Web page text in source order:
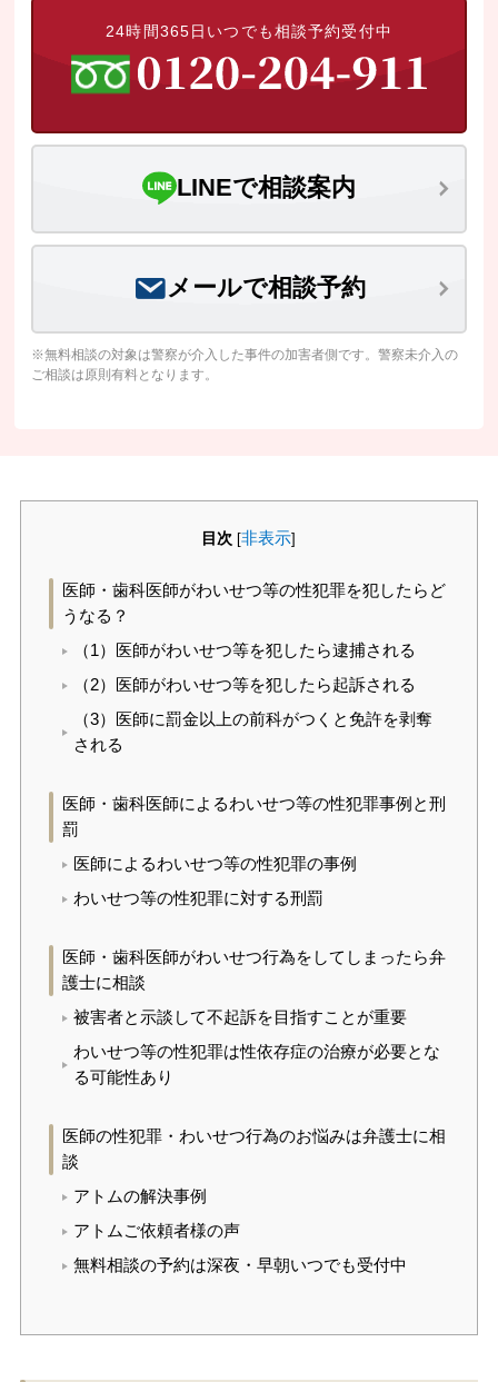
24時間365日いつでも相談予約受付中
LINEで相談案内
メールで相談予約
※無料相談の対象は警察が介入した事件の加害者側です。警察未介入の
ご相談は原則有料となります。
目次 [非表示]
医師・歯科医師がわいせつ等の性犯罪を犯したらど
うなる？
（1）医師がわいせつ等を犯したら逮捕される
（2）医師がわいせつ等を犯したら起訴される
（3）医師に罰金以上の前科がつくと免許を剥奪
される
医師・歯科医師によるわいせつ等の性犯罪事例と刑
罰
医師によるわいせつ等の性犯罪の事例
わいせつ等の性犯罪に対する刑罰
医師・歯科医師がわいせつ行為をしてしまったら弁
護士に相談
被害者と示談して不起訴を目指すことが重要
わいせつ等の性犯罪は性依存症の治療が必要とな
る可能性あり
医師の性犯罪・わいせつ行為のお悩みは弁護士に相
談
アトムの解決事例
アトムご依頼者様の声
無料相談の予約は深夜・早朝いつでも受付中